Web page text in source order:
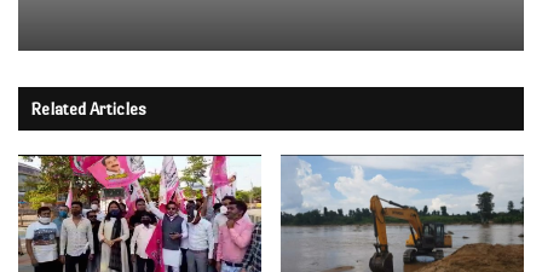
Related Articles